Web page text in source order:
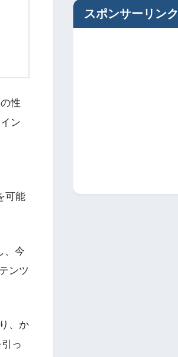
性
ン
可能
、今
ンツ
、か
っ
スポンサーリンク